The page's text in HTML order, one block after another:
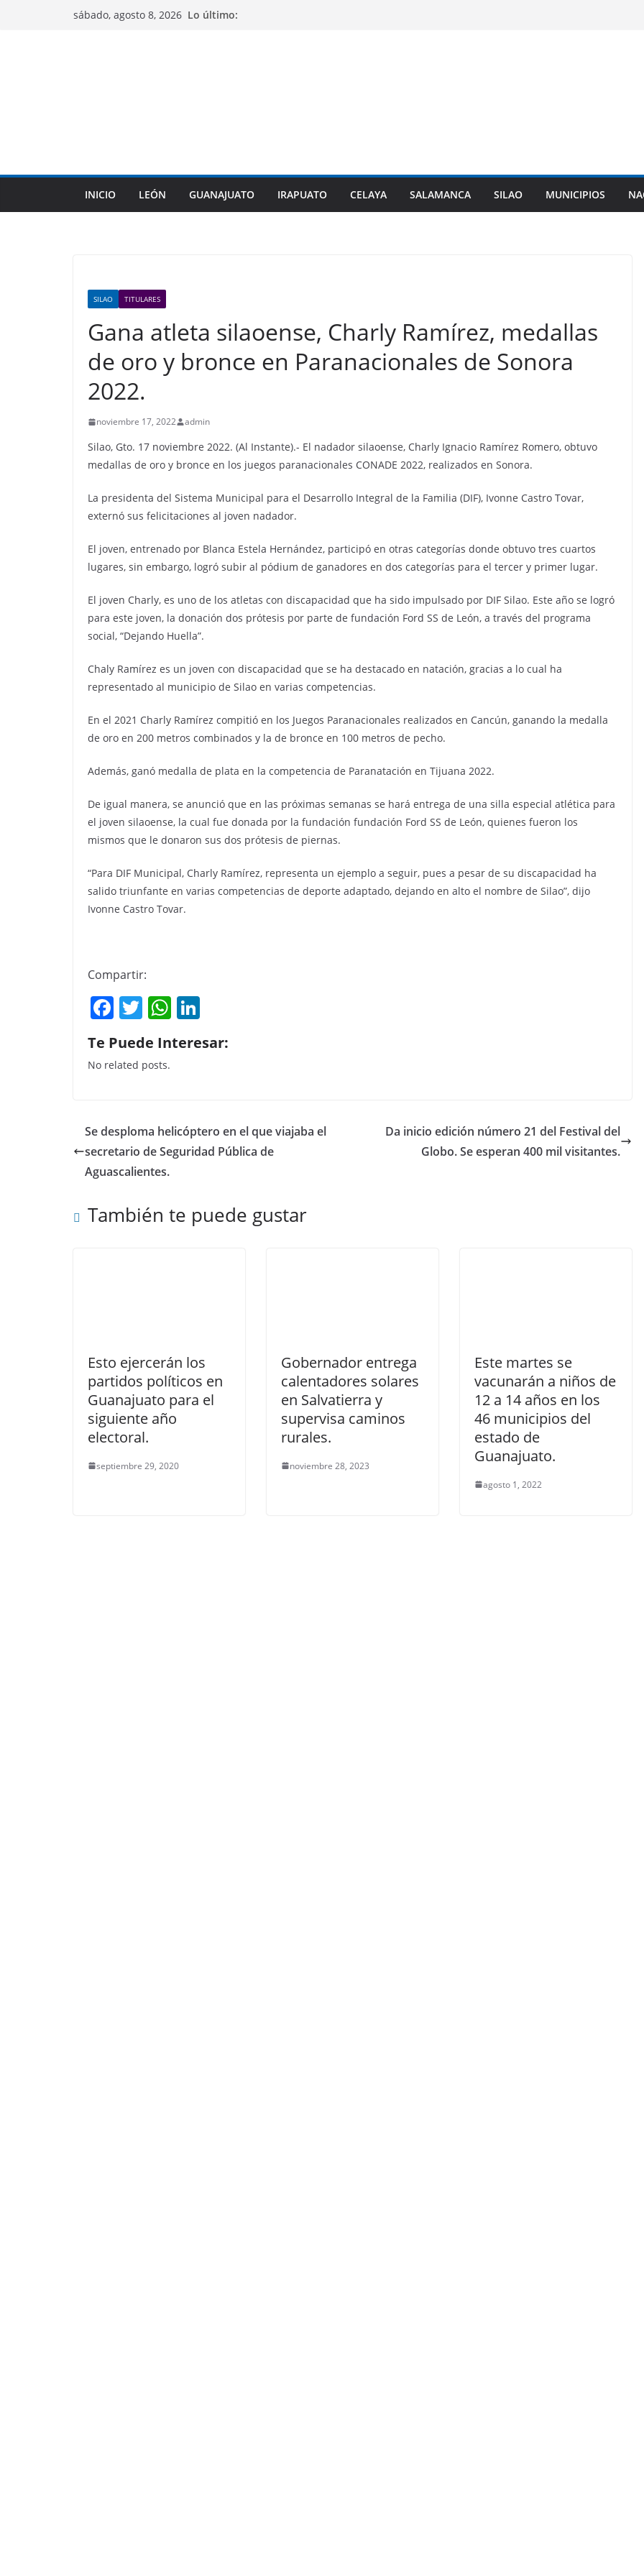
sábado, agosto 8, 2026 Lo último:
INICIO LEÓN GUANAJUATO IRAPUATO CELAYA SALAMANCA SILAO MUNICIPIOS
SILAO TITULARES
Gana atleta silaoense, Charly Ramírez, medallas
de oro y bronce en Paranacionales de Sonora
2022.
noviembre 17, 2022 admin
Silao, Gto. 17 noviembre 2022. (Al Instante).- El nadador silaoense, Charly Ignacio Ramírez Romero, obtuvo
medallas de oro y bronce en los juegos paranacionales CONADE 2022, realizados en Sonora.
La presidenta del Sistema Municipal para el Desarrollo Integral de la Familia (DIF), Ivonne Castro Tovar,
externó sus felicitaciones al joven nadador.
El joven, entrenado por Blanca Estela Hernández, participó en otras categorías donde obtuvo tres cuartos
lugares, sin embargo, logró subir al pódium de ganadores en dos categorías para el tercer y primer lugar.
El joven Charly, es uno de los atletas con discapacidad que ha sido impulsado por DIF Silao. Este año se logró
para este joven, la donación dos prótesis por parte de fundación Ford SS de León, a través del programa
social, “Dejando Huella”.
Chaly Ramírez es un joven con discapacidad que se ha destacado en natación, gracias a lo cual ha
representado al municipio de Silao en varias competencias.
En el 2021 Charly Ramírez compitió en los Juegos Paranacionales realizados en Cancún, ganando la medalla
de oro en 200 metros combinados y la de bronce en 100 metros de pecho.
Además, ganó medalla de plata en la competencia de Paranatación en Tijuana 2022.
De igual manera, se anunció que en las próximas semanas se hará entrega de una silla especial atlética para
el joven silaoense, la cual fue donada por la fundación fundación Ford SS de León, quienes fueron los
mismos que le donaron sus dos prótesis de piernas.
“Para DIF Municipal, Charly Ramírez, representa un ejemplo a seguir, pues a pesar de su discapacidad ha
salido triunfante en varias competencias de deporte adaptado, dejando en alto el nombre de Silao”, dijo
Ivonne Castro Tovar.
Compartir:
F
a
c
e
o
o
k
T
w
itt
er
W
h
at
p
p
k
n
Te Puede Interesar:
No related posts.
Se desploma helicóptero en el que viajaba el
secretario de Seguridad Pública de
Aguascalientes.
Da inicio edición número 21 del Festival del
Globo. Se esperan 400 mil visitantes.
También te puede gustar
Esto ejercerán los
partidos políticos en
Guanajuato para el
siguiente año
electoral.
septiembre 29, 2020
Gobernador entrega
calentadores solares
en Salvatierra y
supervisa caminos
rurales.
noviembre 28, 2023
Este martes se
vacunarán a niños de
12 a 14 años en los
46 municipios del
estado de
Guanajuato.
agosto 1, 2022